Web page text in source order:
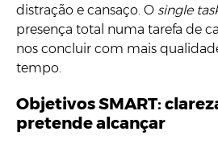
distração e cansaço. O single
presença total numa tarefa de
nos concluir com mais
tempo.
Objetivos SMART:
pretende alcançar